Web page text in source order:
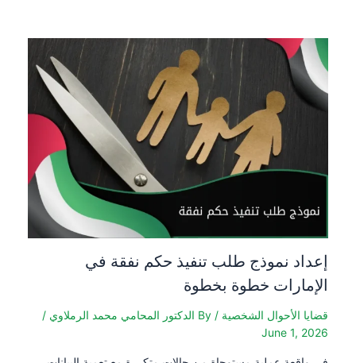
نموذج طلب تنفيذ حكم نفقة في
خطوة بخطوة
الشخصية/ By الدكتور المحامي محمد الرملاوي/
June